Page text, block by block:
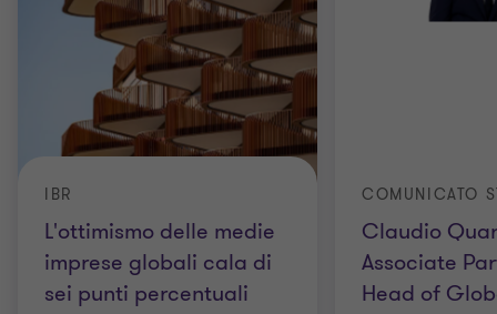
L'ottimismo delle medie
imprese globali cala di
sei punti percentuali
IBR
Claudio
Associate
Head of
COMUNICATO